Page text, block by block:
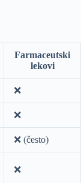
Farmaceutski
lekovi
❌
❌
❌ (često)
❌